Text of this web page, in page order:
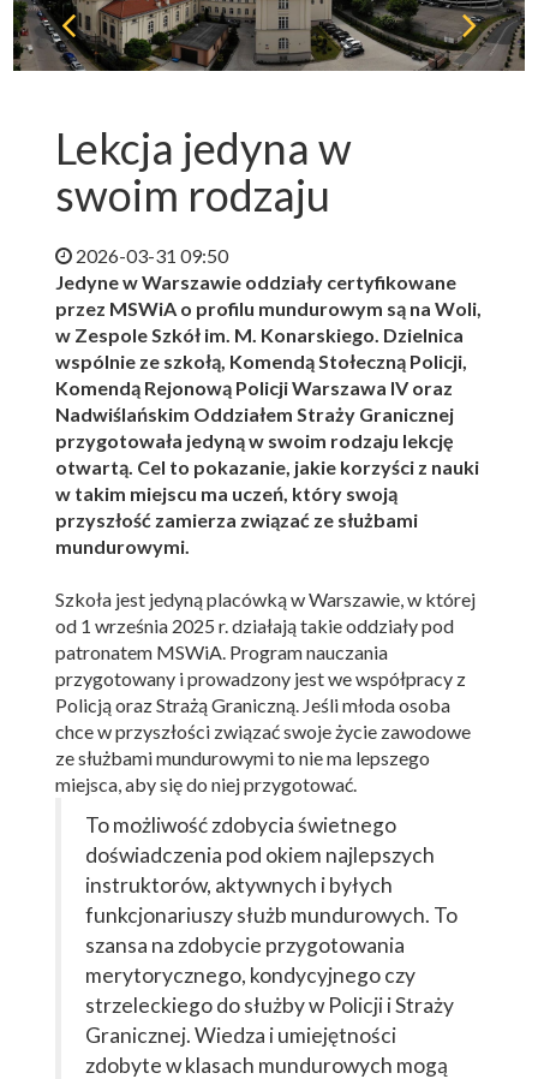
Lekcja jedyna w
swoim rodzaju
2026-03-31 09:50
Jedyne w Warszawie oddziały certyfikowane
przez MSWiA o profilu mundurowym są na Woli,
w Zespole Szkół im. M. Konarskiego. Dzielnica
wspólnie ze szkołą, Komendą Stołeczną Policji,
Komendą Rejonową Policji Warszawa IV oraz
Nadwiślańskim Oddziałem Straży Granicznej
przygotowała jedyną w swoim rodzaju lekcję
otwartą. Cel to pokazanie, jakie korzyści z nauki
w takim miejscu ma uczeń, który swoją
przyszłość zamierza związać ze służbami
mundurowymi.
Szkoła jest jedyną placówką w Warszawie, w której
od 1 września 2025 r. działają takie oddziały pod
patronatem MSWiA. Program nauczania
przygotowany i prowadzony jest we współpracy z
Policją oraz Strażą Graniczną. Jeśli młoda osoba
chce w przyszłości związać swoje życie zawodowe
ze służbami mundurowymi to nie ma lepszego
miejsca, aby się do niej przygotować.
To możliwość zdobycia świetnego
doświadczenia pod okiem najlepszych
instruktorów, aktywnych i byłych
funkcjonariuszy służb mundurowych. To
szansa na zdobycie przygotowania
merytorycznego, kondycyjnego czy
strzeleckiego do służby w Policji i Straży
Granicznej. Wiedza i umiejętności
zdobyte w klasach mundurowych mogą